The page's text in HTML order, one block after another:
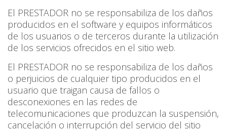
El PRESTADOR no se responsabiliza de los daños
producidos en el software y equipos informáticos
de los usuarios o de terceros durante la utilización
de los servicios ofrecidos en el sitio web.
El PRESTADOR no se responsabiliza de los daños
o perjuicios de cualquier tipo producidos en el
usuario que traigan causa de fallos o
desconexiones en las redes de
telecomunicaciones que produzcan la suspensión,
cancelación o interrupción del servicio del sitio